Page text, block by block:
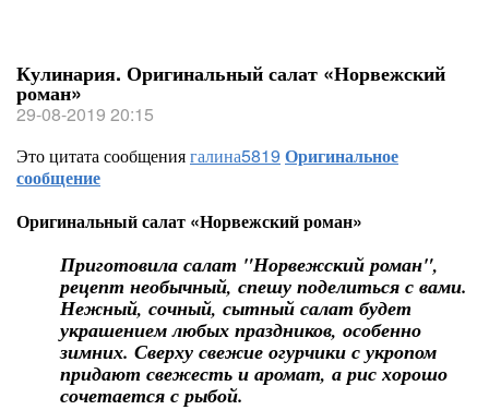
Кулинария. Оригинальный салат «Норвежский
роман»
29-08-2019 20:15
Это цитата сообщениягалина5819 Оригинальное
сообщение
Оригинальный салат «Норвежский роман»
Приготовила салат "Норвежский роман",
рецепт необычный, спешу поделиться с вами.
Нежный, сочный, сытный салат будет
украшением любых праздников, особенно
зимних. Сверху свежие огурчики с укропом
придают свежесть и аромат, а рис хорошо
сочетается с рыбой.